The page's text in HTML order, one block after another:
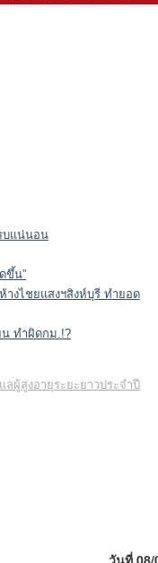
บแน่นอน
ขึ้น”
างไชยแสงฯสิงห์บุรี ทำยอด
น ทำผิดกม.!?
ผู้สูงอายุระยะยาวประจำปี